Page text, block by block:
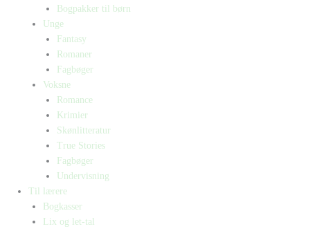
Bogpakker til børn
Unge
Fantasy
Romaner
Fagbøger
Voksne
Romance
Krimier
Skønlitteratur
True Stories
Fagbøger
Undervisning
Til lærere
Bogkasser
Lix og let-tal